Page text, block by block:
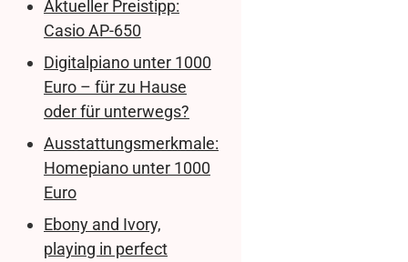
Aktueller Preistipp:
Casio AP-650
Digitalpiano unter 1000
Euro – für zu Hause
oder für unterwegs?
Ausstattungsmerkmale:
Homepiano unter 1000
Euro
Ebony and Ivory,
playing in perfect